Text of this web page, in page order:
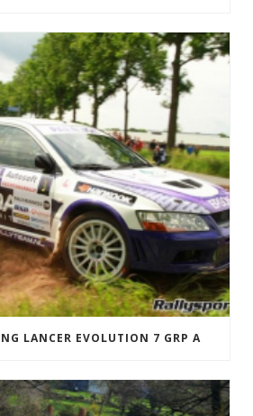
LANCER EVOLUTION 7 GRP A